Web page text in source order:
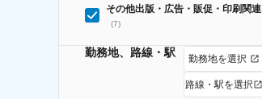
その他出版・広告・販促・印刷関連
(7)
勤務地、路線・駅 勤務地を選択
路線・駅を選択